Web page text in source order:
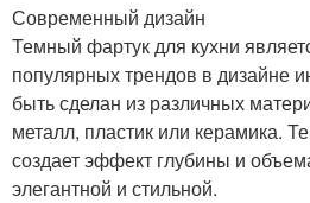
Современный дизайн
Темный фартук для кухни
популярных трендов в дизайне
быть сделан из различных
металл, пластик или керамика.
создает эффект глубины и
элегантной и стильной.